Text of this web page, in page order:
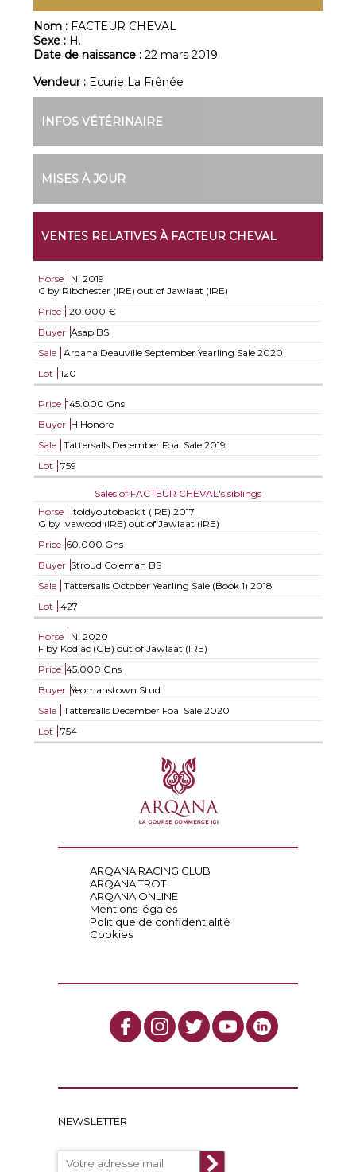
Nom : FACTEUR CHEVAL
Sexe : H.
Date de naissance :22 mars 2019
Vendeur : Ecurie La Frênée
INFOS VÉTÉRINAIRE
MISES À JOUR
VENTES RELATIVES À FACTEUR CHEVAL
Horse N. 2019
C by Ribchester (IRE) out of Jawlaat (IRE)
Price 120.000 €
Buyer Asap BS
Sale
Arqana Deauville September Yearling Sale 2020
Lot
120
Price 145.000 Gns
Buyer H Honore
Sale
Tattersalls December Foal Sale 2019
Lot
759
Sales of FACTEUR CHEVAL's siblings
Horse
Itoldyoutobackit (IRE) 2017
G by Ivawood (IRE) out of Jawlaat (IRE)
Price 60.000 Gns
Buyer Stroud Coleman BS
Sale
Tattersalls October Yearling Sale (Book 1) 2018
Lot
427
Horse N. 2020
F by Kodiac (GB) out of Jawlaat (IRE)
Price 45.000 Gns
Buyer Yeomanstown Stud
Sale
Tattersalls December Foal Sale 2020
Lot
754
ARQANA RACING CLUB
ARQANA TROT
ARQANA ONLINE
Mentions légales
Politique de confidentialité
Cookies
NEWSLETTER